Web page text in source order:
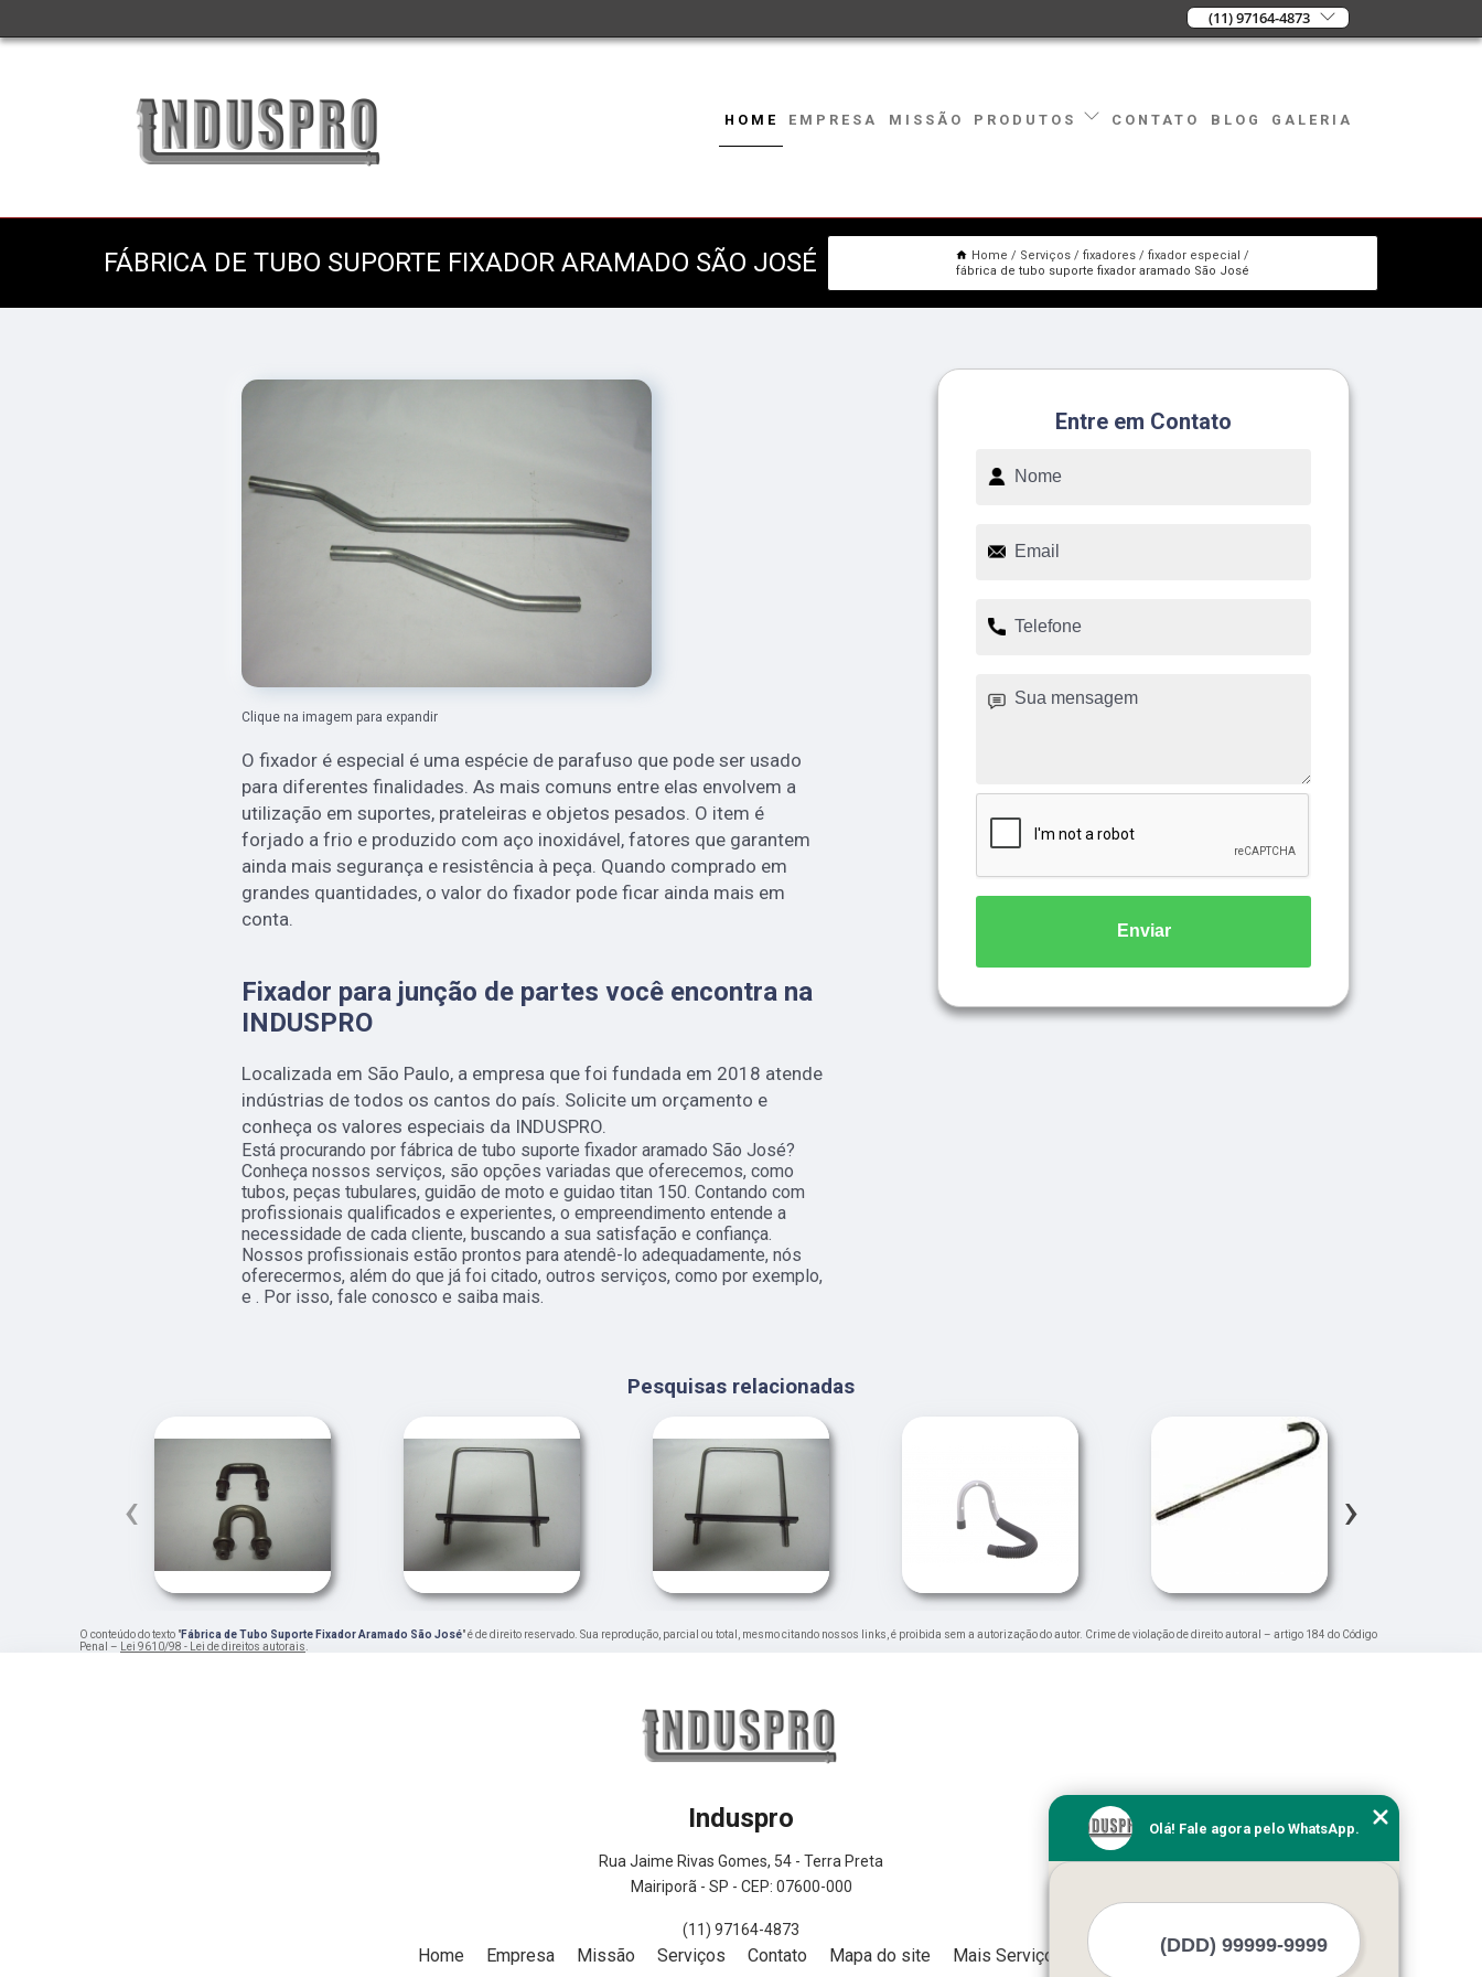
(11) 97164-4873
HOME EMPRESA MISSÃO PRODUTOS CONTATO BLOG GALERIA
FÁBRICA DE TUBO SUPORTE FIXADOR ARAMADO SÃO JOSÉ Home Serviços fixadores
fixador especial
fábrica de tubo suporte fixador aramado São José
Clique na imagem para expandir
O fixador é especial é uma espécie de parafuso que pode ser usado
para diferentes finalidades. As mais comuns entre elas envolvem a
utilização em suportes, prateleiras e objetos pesados. O item é
forjado a frio e produzido com aço inoxidável, fatores que garantem
ainda mais segurança e resistência à peça. Quando comprado em
grandes quantidades, o valor do fixador pode ficar ainda mais em
conta.
Fixador para junção de partes você encontra na
INDUSPRO
Localizada em São Paulo, a empresa que foi fundada em 2018 atende
indústrias de todos os cantos do país. Solicite um orçamento e
conheça os valores especiais da INDUSPRO.
Está procurando por fábrica de tubo suporte fixador aramado São José?
Conheça nossos serviços, são opções variadas que oferecemos, como
tubos, peças tubulares, guidão de moto e guidao titan 150. Contando com
profissionais qualificados e experientes, o empreendimento entende a
necessidade de cada cliente, buscando a sua satisfação e confiança.
Nossos profissionais estão prontos para atendê-lo adequadamente, nós
oferecermos, além do que já foi citado, outros serviços, como por exemplo,
e . Por isso, fale conosco e saiba mais.
Entre em Contato
Enviar
Pesquisas relacionadas
‹ ›
O conteúdo do texto "Fábrica de Tubo Suporte Fixador Aramado São José" é de direito reservado. Sua reprodução, parcial ou total, mesmo citando nossos links, é proibida sem a autorização do autor. Crime de violação de direito autoral – artigo 184 do Código
Penal – Lei 9610/98 - Lei de direitos autorais.
Induspro
Rua Jaime Rivas Gomes, 54 - Terra Preta
Mairiporã - SP - CEP: 07600-000
(11) 97164-4873
Home Empresa Missão Serviços Contato Mapa do site Mais Serviços
Olá! Fale agora pelo WhatsApp.